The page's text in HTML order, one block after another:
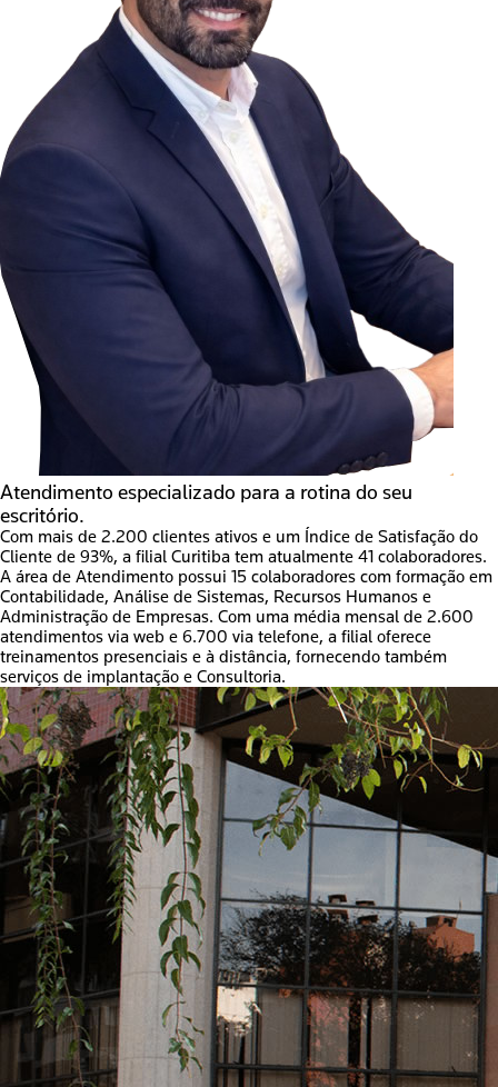
Atendimento especializado para a rotina do seu
escritório.
Com mais de 2.200 clientes ativos e um Índice de Satisfação do
Cliente de 93%, a filial Curitiba tem atualmente 41 colaboradores.
A área de Atendimento possui 15 colaboradores com formação em
Contabilidade, Análise de Sistemas, Recursos Humanos e
Administração de Empresas. Com uma média mensal de 2.600
atendimentos via web e 6.700 via telefone, a filial oferece
treinamentos presenciais e à distância, fornecendo também
serviços de implantação e Consultoria.